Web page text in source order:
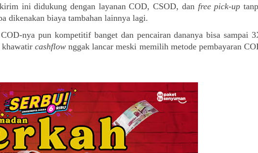
ini didukung dengan layanan COD, CSOD, dan free pick-up
dikenakan biaya tambahan lainnya lagi.
COD-nya pun kompetitif banget dan pencairan dananya bisa sampai
khawatir cashflow nggak lancar meski memilih metode pembayaran